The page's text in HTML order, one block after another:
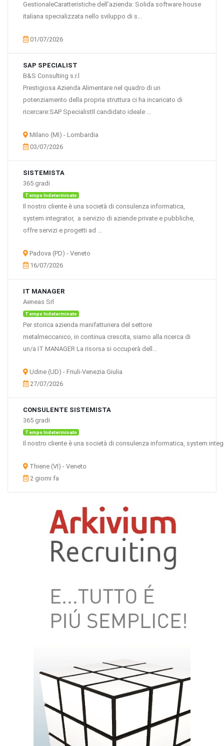
GestionaleCaratteristiche dell’azienda: Solida software house
italiana specializzata nello sviluppo di s...
01/07/2026
SAP SPECIALIST
B&S Consulting s.r.l
Prestigiosa Azienda Alimentare nel quadro di un
potenziamento della propria struttura ci ha incaricato di
ricercare:SAP SpecialistIl candidato ideale ...
Milano (MI) - Lombardia
03/07/2026
SISTEMISTA
365 gradi
Tempo Indeterminato
Il nostro cliente è una società di consulenza informatica,
system integrator, a servizio di aziende private e pubbliche,
offre servizi e progetti ad ...
Padova (PD) - Veneto
16/07/2026
IT MANAGER
Aeneas Srl
Tempo Indeterminato
Per storica azienda manifatturiera del settore
metalmeccanico, in continua crescita, siamo alla ricerca di
un/a IT MANAGER La risorsa si occuperà dell...
Udine (UD) - Friuli-Venezia Giulia
27/07/2026
CONSULENTE SISTEMISTA
365 gradi
Tempo Indeterminato
Il nostro cliente è una società di consulenza informatica, system
Thiene (VI) - Veneto
2 giorni fa